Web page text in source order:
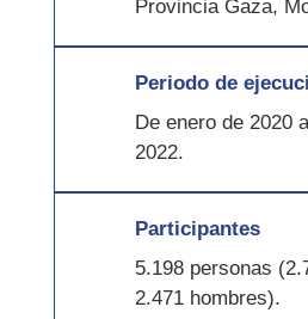
Provincia Gaza,
Periodo de
De enero de 2020
2022.
Participantes
5.198 personas
2.471 hombres).